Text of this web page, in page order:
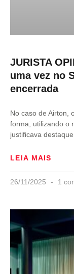
JURISTA
uma vez no
encerrada
No caso de Airton,
forma, utilizando o
justificava
LEIA MAIS
26/11/2025 1